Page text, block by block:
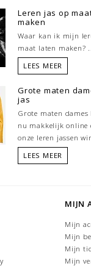
Leren jas op
maken
Waar kan ik mijn
maat laten maken?
LEES MEER
Grote maten
jas
Grote maten dames
nu makkelijk online
onze leren jassen
LEES MEER
MIJN
Mijn
Mijn
Mijn
Mijn